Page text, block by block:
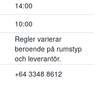
14:00
10:00
Regler varierar
beroende på rumstyp
och leverantör.
+64 3348 8612